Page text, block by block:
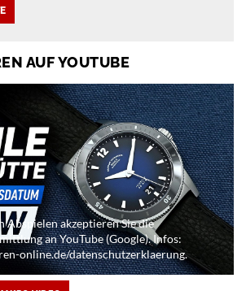
AUF YOUTUBE
Abspielen akzeptieren Sie die
an YouTube (Google). Infos:
online.de/datenschutzerklaerung.